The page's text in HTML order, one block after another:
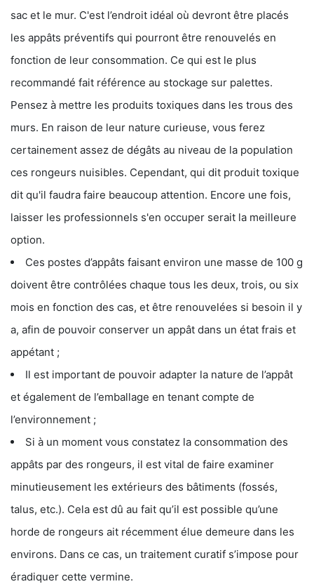
sac et le mur. C'est l’endroit idéal où devront être placés
les appâts préventifs qui pourront être renouvelés en
fonction de leur consommation. Ce qui est le plus
recommandé fait référence au stockage sur palettes.
Pensez à mettre les produits toxiques dans les trous des
murs. En raison de leur nature curieuse, vous ferez
certainement assez de dégâts au niveau de la population
ces rongeurs nuisibles. Cependant, qui dit produit toxique
dit qu'il faudra faire beaucoup attention. Encore une fois,
laisser les professionnels s'en occuper serait la meilleure
option.
Ces postes d’appâts faisant environ une masse de 100 g
doivent être contrôlées chaque tous les deux, trois, ou six
mois en fonction des cas, et être renouvelées si besoin il y
a, afin de pouvoir conserver un appât dans un état frais et
appétant ;
Il est important de pouvoir adapter la nature de l’appât
et également de l’emballage en tenant compte de
l’environnement ;
Si à un moment vous constatez la consommation des
appâts par des rongeurs, il est vital de faire examiner
minutieusement les extérieurs des bâtiments (fossés,
talus, etc.). Cela est dû au fait qu’il est possible qu’une
horde de rongeurs ait récemment élue demeure dans les
environs. Dans ce cas, un traitement curatif s’impose pour
éradiquer cette vermine.